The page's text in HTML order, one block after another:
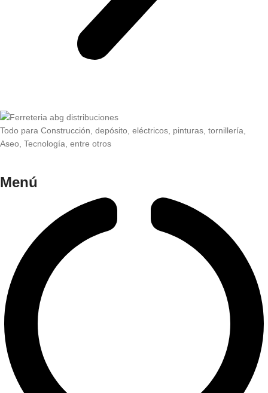
Todo para Construcción, depósito, eléctricos, pinturas, tornillería,
Aseo, Tecnología, entre otros
Menú